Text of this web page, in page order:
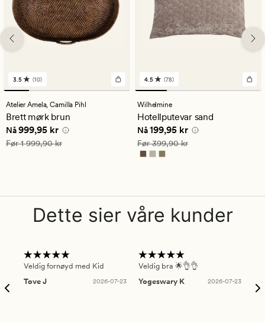
10
anmeldelser
med
en
gjennomsnittlig
vurdering
på
3.5
3.5 (10)
Atelier Amela,Camilla Pihl
Brett mørk brun
Nåværende pris
Nå999,95 kr
Vanlig pris 1 999,90 kr
Før1 999,90 kr
78
anmeldelser
med
en
gjennomsnittlig
vurdering
på
4.5
4.5 (78)
Wilhelmine
Hotellputevar sand
Nåværende pris
Nå199,95 kr
Vanlig pris 399,90 kr
Før399,90 kr
Dette sier våre kunder
Veldig fornøyd med Kid
Tove J
2026-07-23
Veldig bra 🌟👌👌
Yogeswary K
2026-07-23